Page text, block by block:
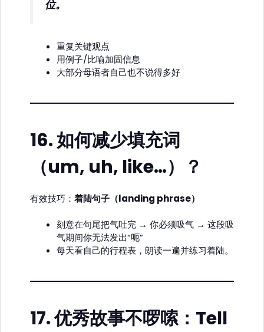
位。
重复关键观点
用例子/比喻加固信息
大部分母语者自己也不说得多好
16.如何减少填充词
（um, uh, like…）？
有效技巧： 着陆句子（landing phrase）
刻意在句尾把气吐完 → 你必须吸气 → 这段吸
气期间你无法发出“呃”
每天看自己的行程表，朗读一遍并练习着陆。
17.优秀故事不啰嗦：Tell